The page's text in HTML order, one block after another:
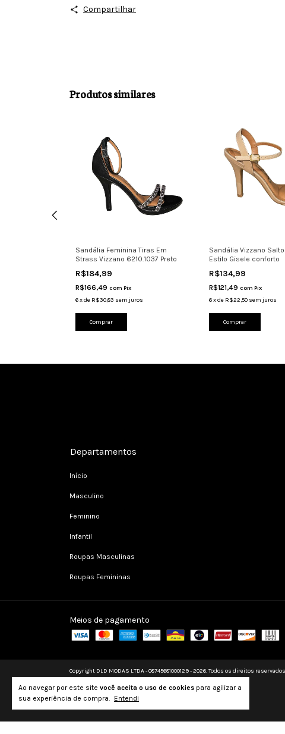
Ao navegar por este site você aceita o uso de cookies para agilizar a
sua experiência de compra. Entendi
Compartilhar
Produtos similares
Sandália Feminina Tiras Em
Strass Vizzano 6210.1037 Preto
R$184,99
R$166,49 com Pix
6xde R$30,83 sem juros
Comprar
Sandália Vizzano
Estilo Gisele conforto
R$134,99
R$121,49 com Pix
6xde R$22,50 sem juros
Comprar
Departamentos
Início
Masculino
Feminino
Infantil
Roupas Masculinas
Roupas Femininas
Meios de pagamento
Copyright DLD MODAS LTDA - 08745681000129 - 2026. Todos os direitos